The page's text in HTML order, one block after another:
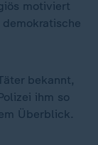
motiviert
bekannt,
ihm so
Überblick.